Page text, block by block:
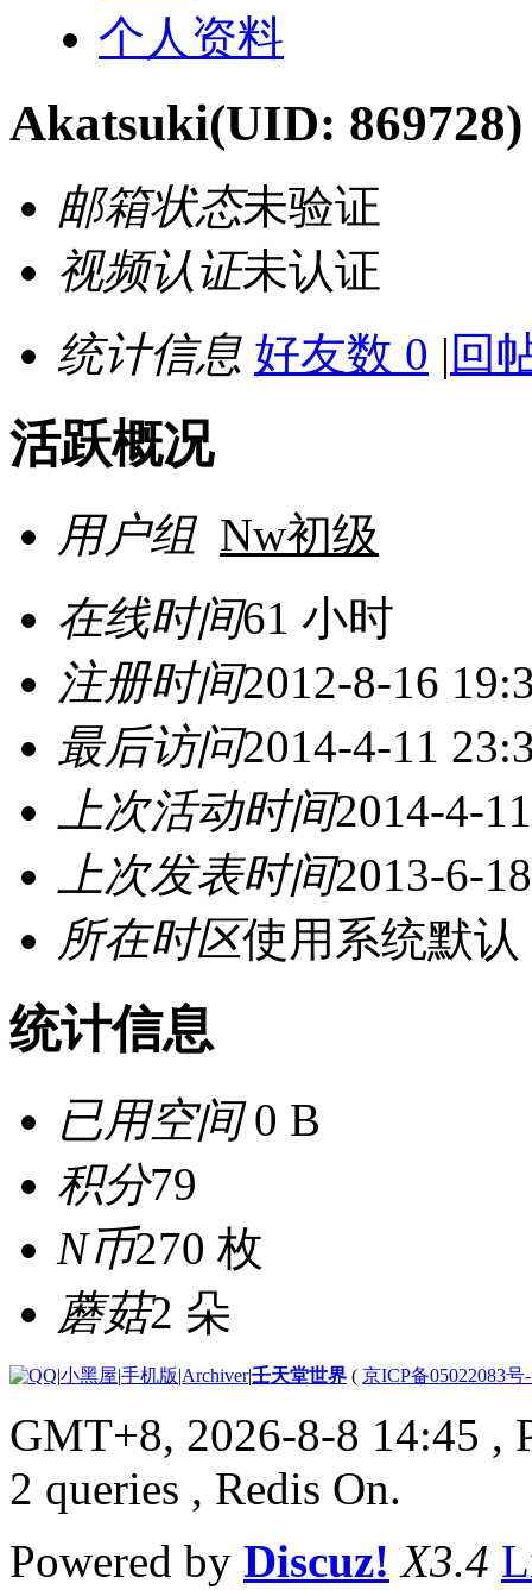
个人资料
Akatsuki(UID: 869728)
邮箱状态未验证
视频认证未认证
统计信息 好友数 0 | 回
活跃概况
用户组 Nw初级
在线时间61 小时
注册时间2012-8-16
最后访问2014-4-11
上次活动时间2014-4-
上次发表时间2013-6-
所在时区使用系统默认
统计信息
已用空间0 B
积分79
N币270 枚
蘑菇2 朵
|小黑屋|手机版|Archiver|壬天堂世界 ( 京ICP备05022083号
GMT+8, 2026-8-8 14:45 ,
2 queries , Redis On.
Powered by Discuz! X3.4